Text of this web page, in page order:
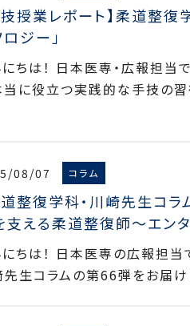
技授業レポート】柔道整復
ジー」
ちは！ 日本医専・広報担当
に役立つ実践的な手技の習
08/07 コラム
道整復学科・川崎先生コラ
支える柔道整復師～エン
にちは！ 日本医専の広報担当
先生コラムの第66弾をお届